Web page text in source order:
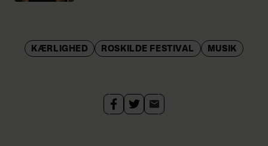
KÆRLIGHED ROSKILDE FESTIVAL MUSIK